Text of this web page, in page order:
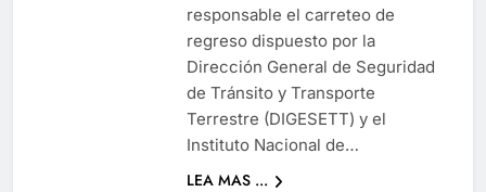
responsable el carreteo de
regreso dispuesto por la
Dirección General de Seguridad
de Tránsito y Transporte
Terrestre (DIGESETT) y el
Instituto Nacional de…
LEA MAS ...